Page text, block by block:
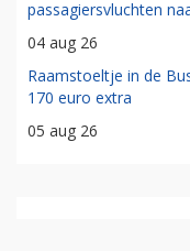
passagiersvluchten
04 aug 26
Raamstoeltje in de
170 euro extra
05 aug 26